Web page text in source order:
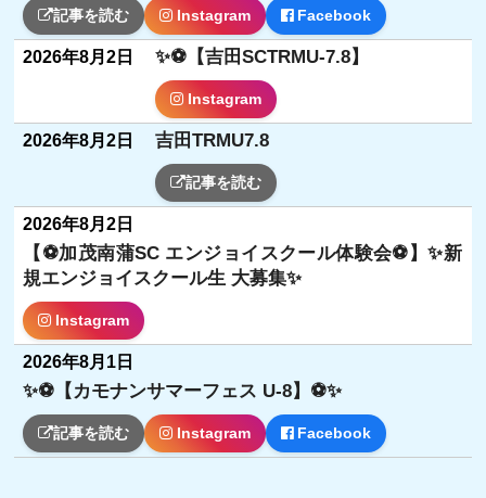
記事を読む Instagram Facebook
2026年8月2日 ✨⚽️【吉田SCTRMU-7.8】
Instagram
2026年8月2日 吉田TRMU7.8
記事を読む
2026年8月2日
【⚽️加茂南蒲SC エンジョイスクール体験会⚽️】✨新
規エンジョイスクール生 大募集✨
Instagram
2026年8月1日
✨⚽️【カモナンサマーフェス U-8】⚽️✨
記事を読む Instagram Facebook